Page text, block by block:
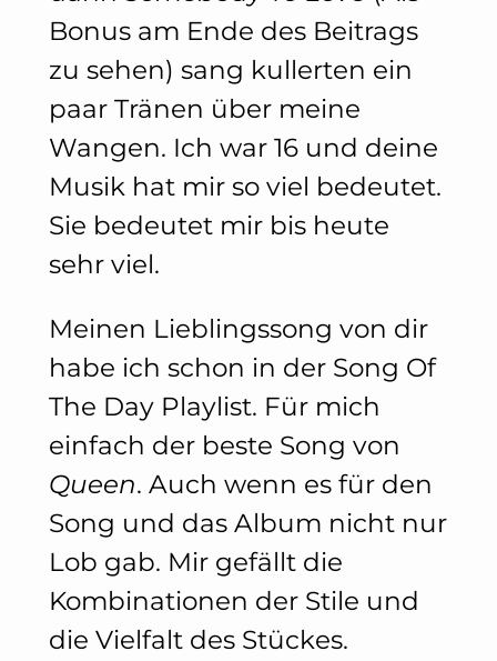
Bonus am Ende des Beitrags
zu sehen) sang kullerten ein
paar Tränen über meine
Wangen. Ich war 16 und deine
Musik hat mir so viel bedeutet.
Sie bedeutet mir bis heute
sehr viel.
Meinen Lieblingssong von dir
habe ich schon in der Song Of
The Day Playlist. Für mich
einfach der beste Song von
Queen. Auch wenn es für den
Song und das Album nicht nur
Lob gab. Mir gefällt die
Kombinationen der Stile und
die Vielfalt des Stückes.